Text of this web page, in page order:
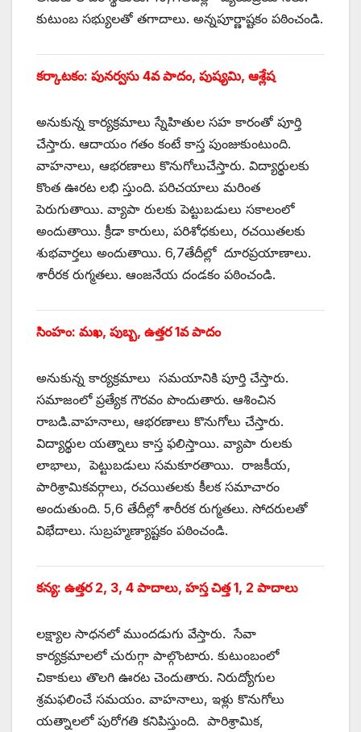
కుటుంబ సభ్యులతో తగాదాలు. అన్నపూర్ణాష్టకం పఠించండి.
కర్కాటకం: పునర్వసు 4వ పాదం, పుష్యమి, ఆశ్లేష
అనుకున్న కార్యక్రమాలు స్నేహితుల సహ కారంతో పూర్తి
చేస్తారు. ఆదాయం గతం కంటే కాస్త పుంజుకుంటుంది.
వాహనాలు, ఆభరణాలు కొనుగోలుచేస్తారు. విద్యార్థులకు
కొంత ఊరట లభి స్తుంది. పరిచయాలు మరింత
పెరుగుతాయి. వ్యాపా రులకు పెట్టుబడులు సకాలంలో
అందుతాయి. క్రీడా కారులు, పరిశోధకులు, రచయితలకు
శుభవార్తలు అందుతాయి. 6,7తేదీల్లో దూరప్రయాణాలు.
శారీరక రుగ్మతలు. ఆంజనేయ దండకం పఠించండి.
సింహం: మఖ, పుబ్బ, ఉత్తర 1వ పాదం
అనుకున్న కార్యక్రమాలు సమయానికి పూర్తి చేస్తారు.
సమాజంలో ప్రత్యేక గౌరవం పొందుతారు. ఆశించిన
రాబడి.వాహనాలు, ఆభరణాలు కొనుగోలు చేస్తారు.
విద్యార్థుల యత్నాలు కాస్త ఫలిస్తాయి. వ్యాపా రులకు
లాభాలు, పెట్టుబడులు సమకూరతాయి. రాజకీయ,
పారిశ్రామికవర్గాలు, రచయితలకు కీలక సమాచారం
అందుతుంది. 5,6 తేదీల్లో శారీరక రుగ్మతలు. సోదరులతో
విభేదాలు. సుబ్రహ్మణ్యాష్టకం పఠించండి.
కన్య: ఉత్తర 2, 3, 4 పాదాలు, హస్త చిత్త 1, 2 పాదాలు
లక్ష్యాల సాధనలో ముందడుగు వేస్తారు. సేవా
కార్యక్రమాలలో చురుగ్గా పాల్గొంటారు. కుటుంబంలో
చికాకులు తొలగి ఊరట చెందుతారు. నిరుద్యోగుల
శ్రమఫలించే సమయం. వాహనాలు, ఇళ్లు కొనుగోలు
యత్నాలలో పురోగతి కనిపిస్తుంది. పారిశ్రామిక,